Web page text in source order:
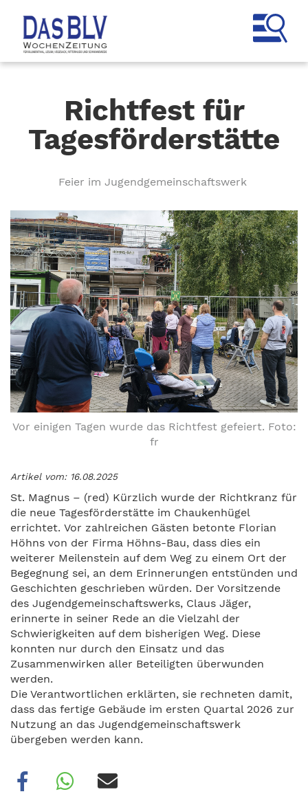
Richtfest für
Tagesförderstätte
Feier im Jugendgemeinschaftswerk
Vor einigen Tagen wurde das Richtfest gefeiert. Foto:
fr
Artikel vom: 16.08.2025
St. Magnus – (red) Kürzlich wurde der Richtkranz für
die neue Tagesförderstätte im Chaukenhügel
errichtet. Vor zahlreichen Gästen betonte Florian
Höhns von der Firma Höhns-Bau, dass dies ein
weiterer Meilenstein auf dem Weg zu einem Ort der
Begegnung sei, an dem Erinnerungen entstünden und
Geschichten geschrieben würden. Der Vorsitzende
des Jugendgemeinschaftswerks, Claus Jäger,
erinnerte in seiner Rede an die Vielzahl der
Schwierigkeiten auf dem bisherigen Weg. Diese
konnten nur durch den Einsatz und das
Zusammenwirken aller Beteiligten überwunden
werden.
Die Verantwortlichen erklärten, sie rechneten damit,
dass das fertige Gebäude im ersten Quartal 2026 zur
Nutzung an das Jugendgemeinschaftswerk
übergeben werden kann.